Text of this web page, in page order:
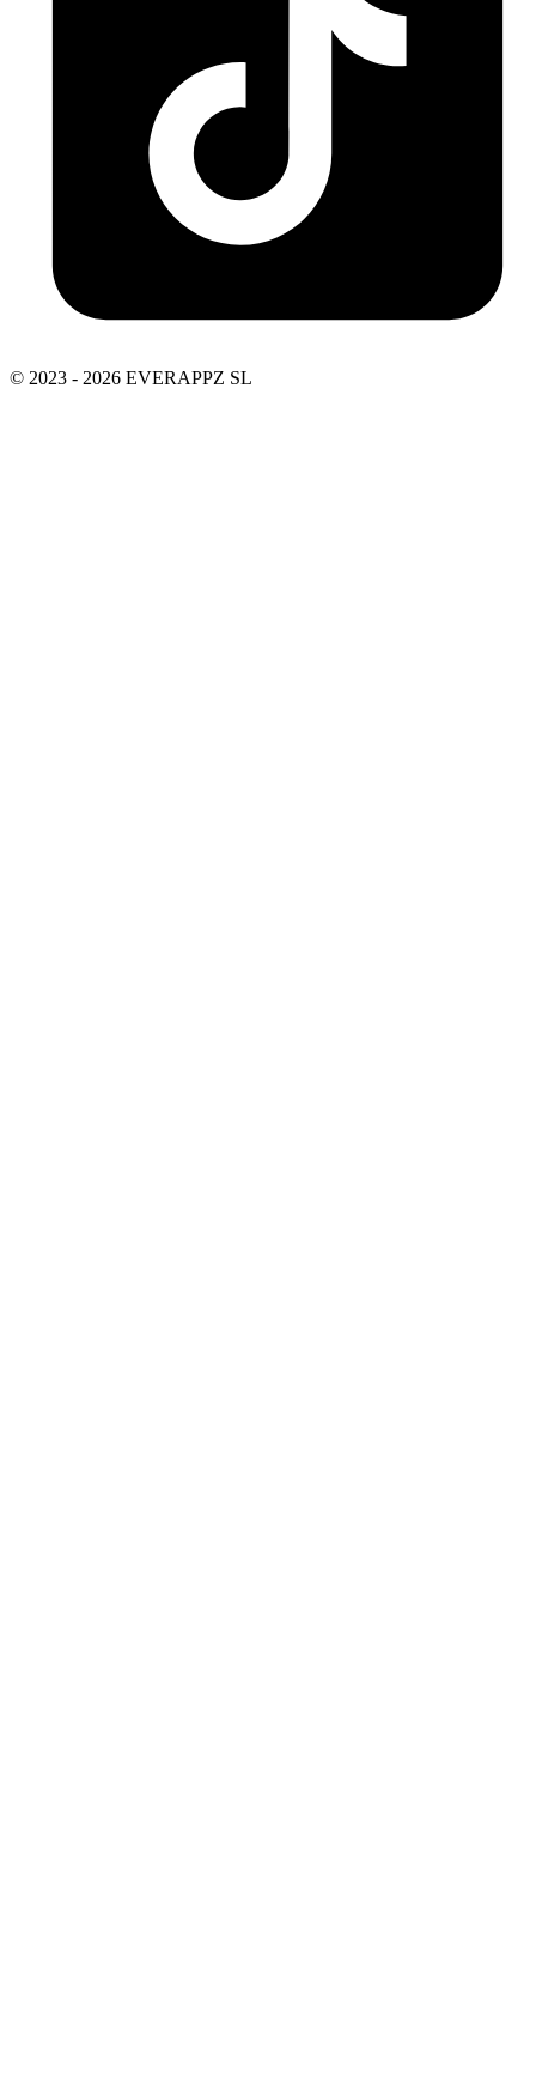
© 2023 - 2026 EVERAPPZ SL